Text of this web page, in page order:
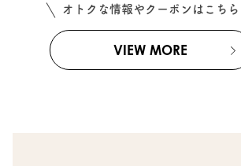
オトクな情報やクーポンはこちら
VIEW MORE